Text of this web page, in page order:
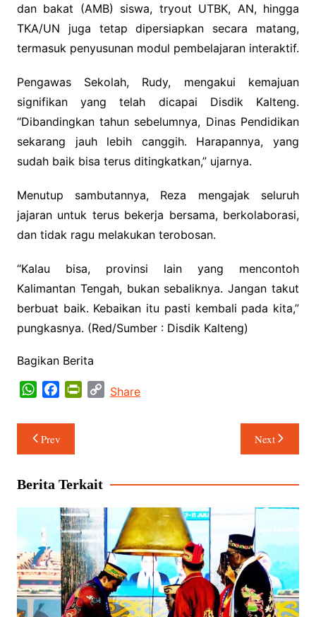
dan bakat (AMB) siswa, tryout UTBK, AN, hingga
TKA/UN juga tetap dipersiapkan secara matang,
termasuk penyusunan modul pembelajaran interaktif.
Pengawas Sekolah, Rudy, mengakui kemajuan
signifikan yang telah dicapai Disdik Kalteng.
“Dibandingkan tahun sebelumnya, Dinas Pendidikan
sekarang jauh lebih canggih. Harapannya, yang
sudah baik bisa terus ditingkatkan,” ujarnya.
Menutup sambutannya, Reza mengajak seluruh
jajaran untuk terus bekerja bersama, berkolaborasi,
dan tidak ragu melakukan terobosan.
“Kalau bisa, provinsi lain yang mencontoh
Kalimantan Tengah, bukan sebaliknya. Jangan takut
berbuat baik. Kebaikan itu pasti kembali pada kita,”
pungkasnya. (Red/Sumber : Disdik Kalteng)
Bagikan Berita
W
a
t
s
p
p
c
e
b
o
k
r
i
e
n
d
l
y
C
k
Share
Navigasi
pos
Prev Next
Berita Terkait